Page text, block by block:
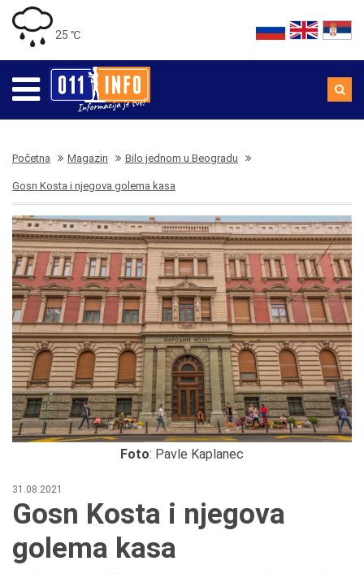
25 ℃
Početna Magazin Bilo jednom u Beogradu
Gosn Kosta i njegova golema kasa
Foto: Pavle Kaplanec
31.08.2021
Gosn Kosta i njegova
golema kasa